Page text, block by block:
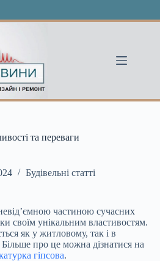
та переваги
Будівельні статті
частиною сучасних
своїм унікальним властивостям.
як у житловому, так і в
про це можна дізнатися на
гіпсова.